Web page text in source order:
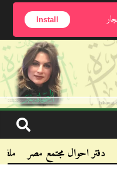
دفتر احوال مجتمع مصر
Install